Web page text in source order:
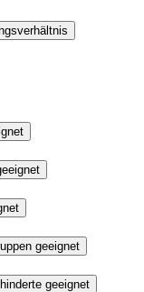
geeignet
geeignet